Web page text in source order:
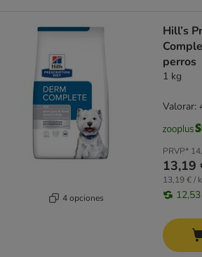
4 opciones
Hill’s
perros
1 kg
PRVP*
13,19
13,19 € /
Valorar: